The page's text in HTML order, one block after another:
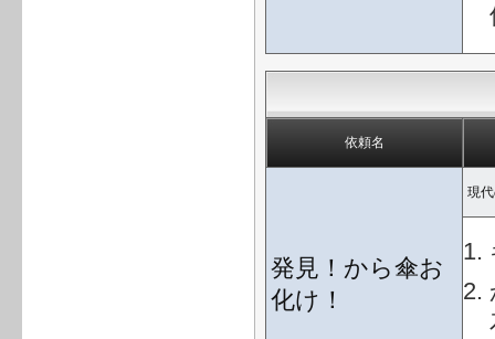
依頼名
発見！から傘お
化け！
現